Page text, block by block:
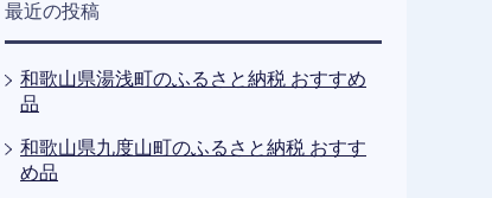
最近の投稿
和歌山県湯浅町のふるさと納税 おすすめ
品
和歌山県九度山町のふるさと納税 おすす
め品